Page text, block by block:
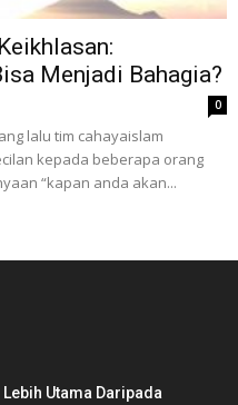
Menjadi Bahagia?
0
lalu tim cahayaislam
kepada beberapa orang
“kapan anda akan...
Utama Daripada